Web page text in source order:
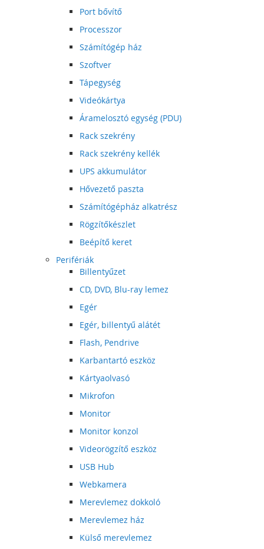
Port bővítő
Processzor
Számítógép ház
Szoftver
Tápegység
Videókártya
Áramelosztó egység (PDU)
Rack szekrény
Rack szekrény kellék
UPS akkumulátor
Hővezető paszta
Számítógépház alkatrész
Rögzítőkészlet
Beépítő keret
Perifériák
Billentyűzet
CD, DVD, Blu-ray lemez
Egér
Egér, billentyű alátét
Flash, Pendrive
Karbantartó eszköz
Kártyaolvasó
Mikrofon
Monitor
Monitor konzol
Videorögzítő eszköz
USB Hub
Webkamera
Merevlemez dokkoló
Merevlemez ház
Külső merevlemez